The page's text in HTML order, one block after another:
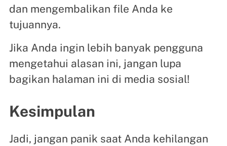
dan mengembalikan file Anda ke
tujuannya.
Jika Anda ingin lebih banyak pengguna
mengetahui alasan ini, jangan lupa
bagikan halaman ini di media sosial!
Kesimpulan
Jadi, jangan panik saat Anda kehilangan